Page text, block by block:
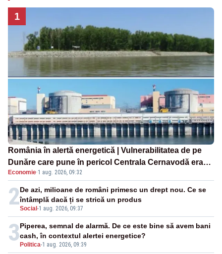
1
România în alertă energetică | Vulnerabilitatea de pe
Dunăre care pune în pericol Centrala Cernavodă era
cunoscută de pe vremea lui Ceaușescu
Economie·1 aug. 2026, 09:32
2Social -1 aug. 2026, 09:37
De azi, milioane de români primesc un drept nou. Ce se
întâmplă dacă ți se strică un produs
3 Politica-1 aug. 2026, 09:39
Piperea, semnal de alarmă. De ce este bine să avem bani
cash, în contextul alertei energetice?